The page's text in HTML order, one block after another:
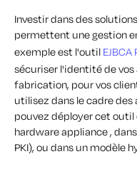
Investir dans des
permettent une gestion
exemple est l'outil EJBCA
sécuriser l'identité de vos
fabrication, pour vos
utilisez dans le cadre
pouvez déployer cet
hardware appliance ,
PKI), ou dans un modèle